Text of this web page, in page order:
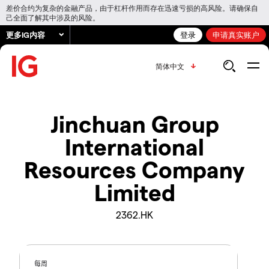
差价合约为复杂的金融产品，由于杠杆作用而存在迅速亏损的高风险。请确保自
己全面了解其中涉及的风险。
更多IG内容 登录 申请真实账户
简体中文
Jinchuan Group
International
Resources Company
Limited
2362.HK
每周